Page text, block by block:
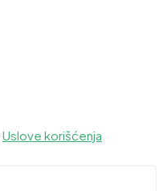
Uslove korišćenja